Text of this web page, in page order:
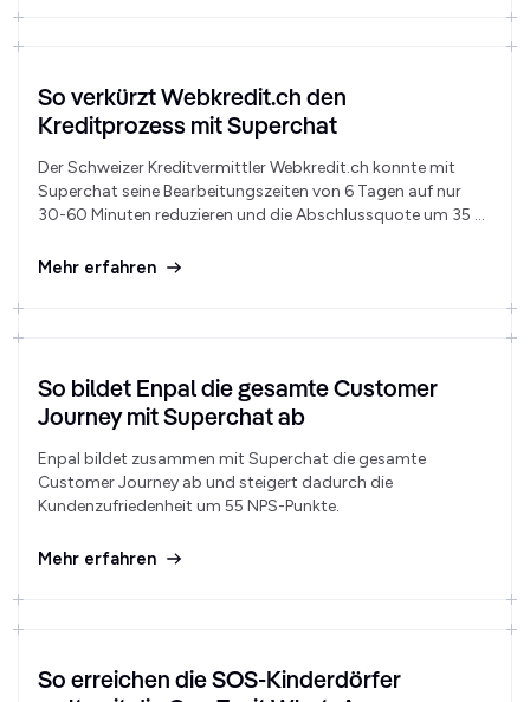
So verkürzt Webkredit.ch den
Kreditprozess mit Superchat
Der Schweizer Kreditvermittler Webkredit.ch konnte mit
Superchat seine Bearbeitungszeiten von 6 Tagen auf nur
30-60 Minuten reduzieren und die Abschlussquote um 35 %
Mehr erfahren
So bildet Enpal die gesamte Customer
Journey mit Superchat ab
Enpal bildet zusammen mit Superchat die gesamte
Customer Journey ab und steigert dadurch die
Kundenzufriedenheit um 55 NPS-Punkte.
Mehr erfahren
So erreichen die SOS-Kinderdörfer